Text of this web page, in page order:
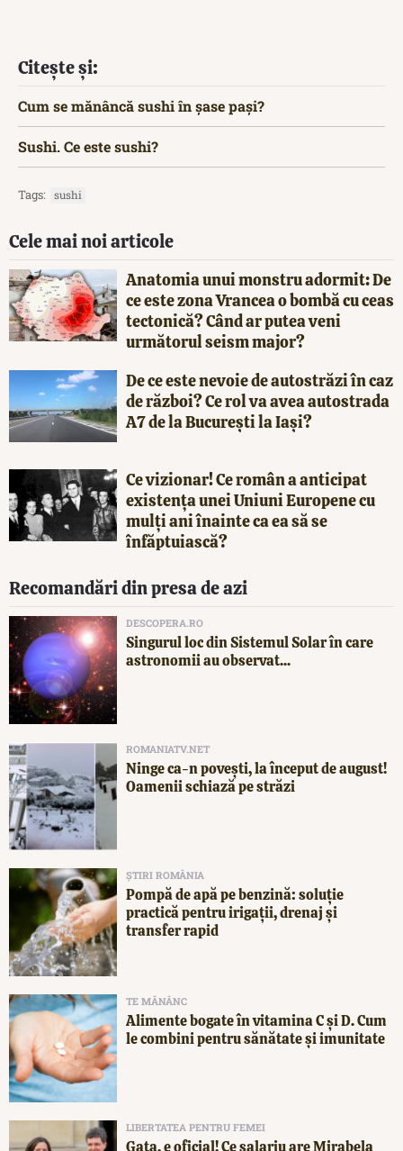
Citește și:
Cum se mănâncă sushi în șase pași?
Sushi. Ce este sushi?
Tags: sushi
Cele mai noi articole
Anatomia unui monstru adormit: De
ce este zona Vrancea o bombă cu ceas
tectonică? Când ar putea veni
următorul seism major?
De ce este nevoie de autostrăzi în caz
de război? Ce rol va avea autostrada
A7 de la București la Iași?
Ce vizionar! Ce român a anticipat
existența unei Uniuni Europene cu
mulți ani înainte ca ea să se
înfăptuiască?
Recomandări din presa de azi
DESCOPERA.RO
Singurul loc din Sistemul Solar în care
astronomii au observat...
ROMANIATV.NET
Ninge ca-n povești, la început de august!
Oamenii schiază pe străzi
ȘTIRI ROMÂNIA
Pompă de apă pe benzină: soluție
practică pentru irigații, drenaj și
transfer rapid
TE MĂNÂNC
Alimente bogate în vitamina C și D. Cum
le combini pentru sănătate și imunitate
LIBERTATEA PENTRU FEMEI
Gata, e oficial! Ce salariu are Mirabela